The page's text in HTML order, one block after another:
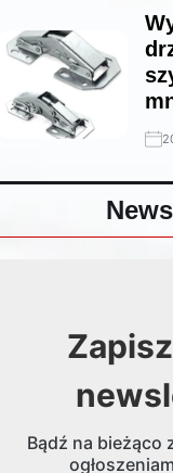
Bądź na bieżąco